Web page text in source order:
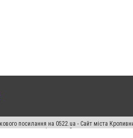
посилання на 0522.ua - Сайт міста
прав переслідується Законом.